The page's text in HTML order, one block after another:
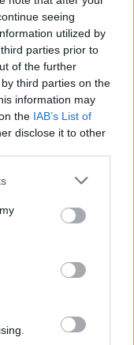
seeing
utilized by
parties prior to
of the further
third parties on the
information may
the IAB’s List of
disclose it to other
or more Google
You may click to
party tags to
in below Google
και πεζούς